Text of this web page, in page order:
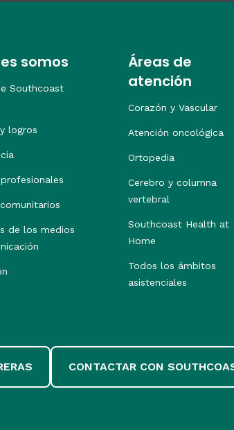
somos
Southcoast
logros
de los medios
Áreas de
atención
Corazón y Vascular
Atención oncológica
Ortopedia
Cerebro y columna
vertebral
Southcoast Health at
Home
Todos los ámbitos
asistenciales
CONTACTAR CON